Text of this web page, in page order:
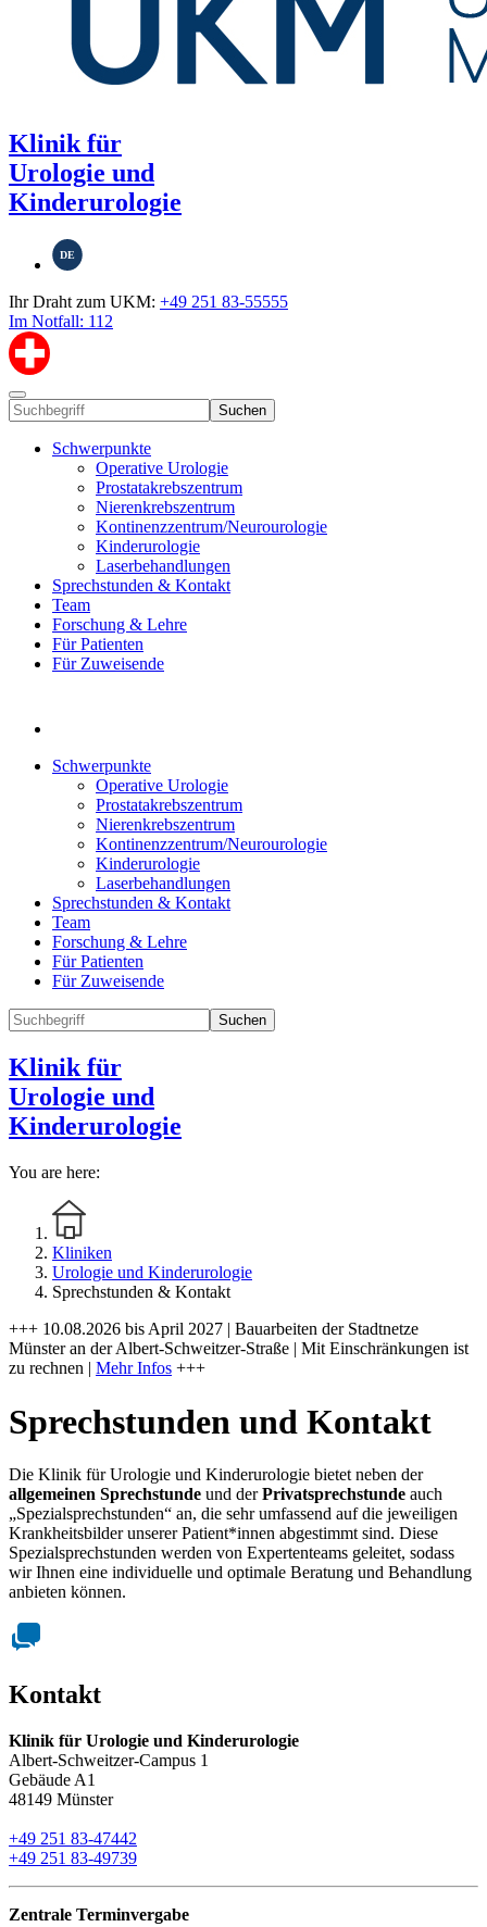
Klinik für
Urologie und
Kinderurologie
DE
Ihr Draht zum UKM: +49 251 83-55555
Im Notfall: 112
Suchen
Schwerpunkte
Operative Urologie
Prostatakrebszentrum
Nierenkrebszentrum
Kontinenzzentrum/Neurourologie
Kinderurologie
Laserbehandlungen
Sprechstunden & Kontakt
Team
Forschung & Lehre
Für Patienten
Für Zuweisende
Schwerpunkte
Operative Urologie
Prostatakrebszentrum
Nierenkrebszentrum
Kontinenzzentrum/Neurourologie
Kinderurologie
Laserbehandlungen
Sprechstunden & Kontakt
Team
Forschung & Lehre
Für Patienten
Für Zuweisende
Suchen
Klinik für
Urologie und
Kinderurologie
You are here:
Kliniken
Urologie und Kinderurologie
Sprechstunden & Kontakt
+++ 10.08.2026 bis April 2027 | Bauarbeiten der Stadtnetze
Münster an der Albert-Schweitzer-Straße | Mit Einschränkungen ist
zu rechnen | Mehr Infos +++
Sprechstunden und Kontakt
Die Klinik für Urologie und Kinderurologie bietet neben der
allgemeinen Sprechstunde und derPrivatsprechstunde auch
„Spezialsprechstunden“ an, die sehr umfassend auf die jeweiligen
Krankheitsbilder unserer Patient*innen abgestimmt sind. Diese
Spezialsprechstunden werden von Expertenteams geleitet, sodass
wir Ihnen eine individuelle und optimale Beratung und Behandlung
anbieten können.
Kontakt
Klinik für Urologie und Kinderurologie
Albert-Schweitzer-Campus 1
Gebäude A1
48149 Münster
+49 251 83-47442
+49 251 83-49739
Zentrale Terminvergabe